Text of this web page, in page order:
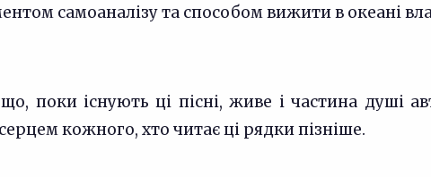
самоаналізу та способом вижити в океані
поки існують ці пісні, живе і частина душі
кожного, хто читає ці рядки пізніше.